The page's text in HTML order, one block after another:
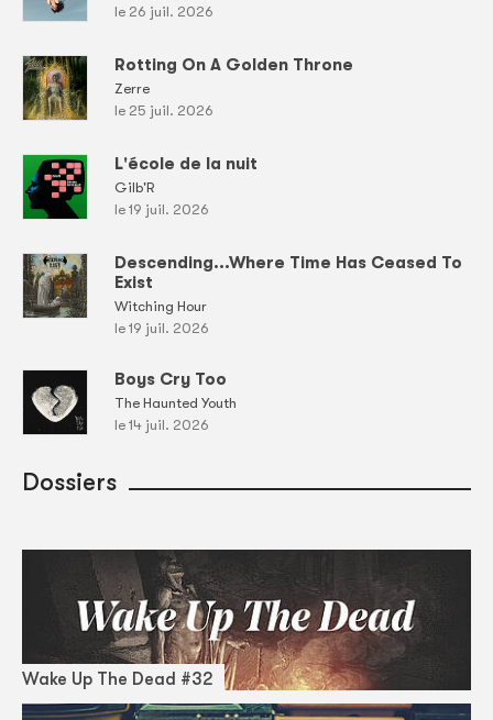
le 26 juil. 2026
Rotting On A Golden Throne
Zerre
le 25 juil. 2026
L'école de la nuit
Gilb'R
le 19 juil. 2026
Descending...Where Time Has Ceased To
Exist
Witching Hour
le 19 juil. 2026
Boys Cry Too
The Haunted Youth
le 14 juil. 2026
Dossiers
Wake Up The Dead #32